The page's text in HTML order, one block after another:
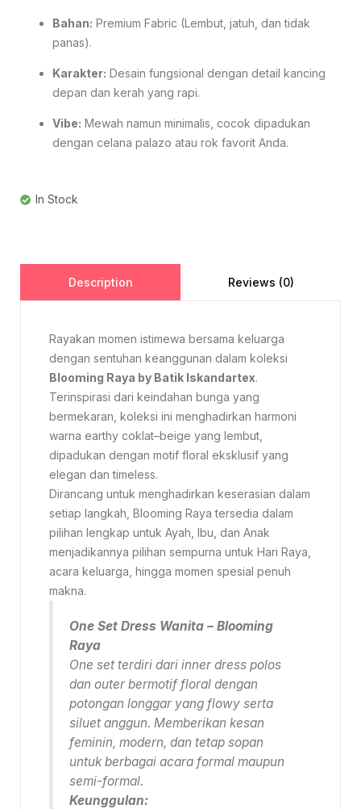
Bahan: Premium Fabric (Lembut, jatuh, dan tidak
panas).
Karakter: Desain fungsional dengan detail kancing
depan dan kerah yang rapi.
Vibe: Mewah namun minimalis, cocok dipadukan
dengan celana palazo atau rok favorit Anda.
In Stock
Description Reviews (0)
Rayakan momen istimewa bersama keluarga
dengan sentuhan keanggunan dalam koleksi
Blooming Raya by Batik Iskandartex.
Terinspirasi dari keindahan bunga yang
bermekaran, koleksi ini menghadirkan harmoni
warna earthy coklat–beige yang lembut,
dipadukan dengan motif floral eksklusif yang
elegan dan timeless.
Dirancang untuk menghadirkan keserasian dalam
setiap langkah, Blooming Raya tersedia dalam
pilihan lengkap untuk Ayah, Ibu, dan Anak
menjadikannya pilihan sempurna untuk Hari Raya,
acara keluarga, hingga momen spesial penuh
makna.
One Set Dress Wanita – Blooming
Raya
One set terdiri dari inner dress polos
dan outer bermotif floral dengan
potongan longgar yang flowy serta
siluet anggun. Memberikan kesan
feminin, modern, dan tetap sopan
untuk berbagai acara formal maupun
semi-formal.
Keunggulan: